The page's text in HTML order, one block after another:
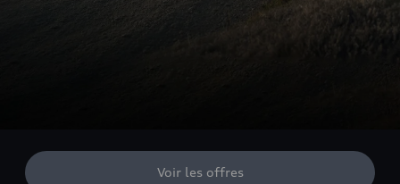
Voir les offres